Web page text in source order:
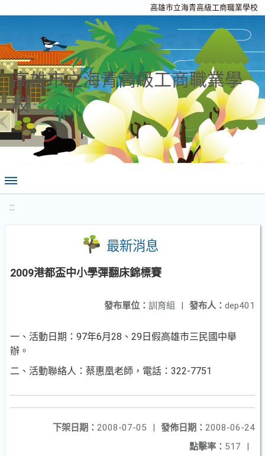
高雄市立海青高級工商職業學校
高雄市立海青高級工商職業學
校
:::
最新消息
2009港都盃中小學彈翻床錦標賽
發布人： dep401
發布單位： 訓育組 |
一、活動日期：97年6月28、29日假高雄市三民國中舉
辦。
二、活動聯絡人：蔡惠凰老師，電話：322-7751
發佈日期： 2008-06-24
下架日期： 2008-07-05
|
點擊率： 517 |